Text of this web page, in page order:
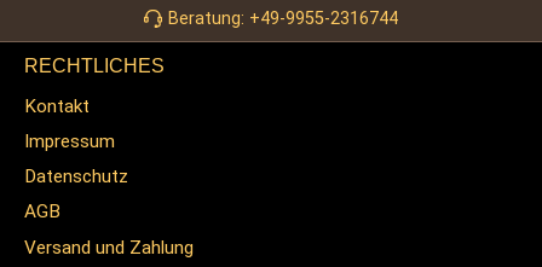
Beratung: +49-9955-2316744
RECHTLICHES
Kontakt
Impressum
Datenschutz
AGB
Versand und Zahlung